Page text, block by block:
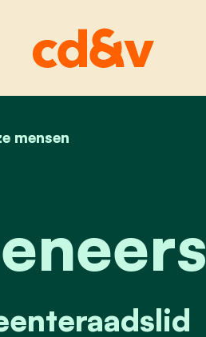
mensen